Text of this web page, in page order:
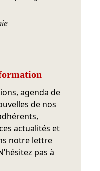
agenda de
de nos
actualités et
notre lettre
pas à